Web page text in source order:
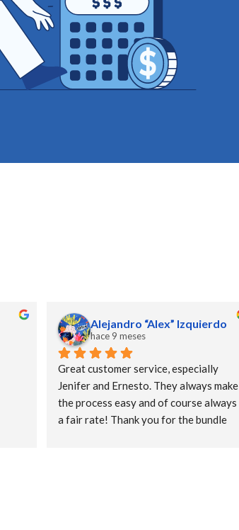
Alejandro “Alex” Izquierdo
hace 9 meses
Great customer service, especially
Jenifer and Ernesto. They always make
the process easy and of course always
a fair rate! Thank you for the bundle